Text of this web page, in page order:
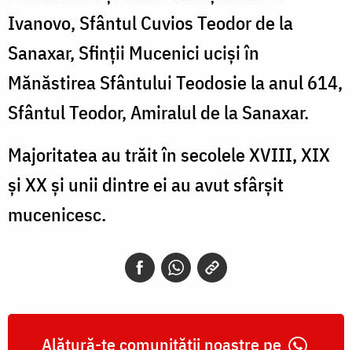
Ivanovo, Sfântul Cuvios Teodor de la
Sanaxar, Sfinţii Mucenici ucişi în
Mănăstirea Sfântului Teodosie la anul 614,
Sfântul Teodor, Amiralul de la Sanaxar.
Majoritatea au trăit în secolele XVIII, XIX
și XX și unii dintre ei au avut sfârșit
mucenicesc.
Alătură-te comunității noastre pe